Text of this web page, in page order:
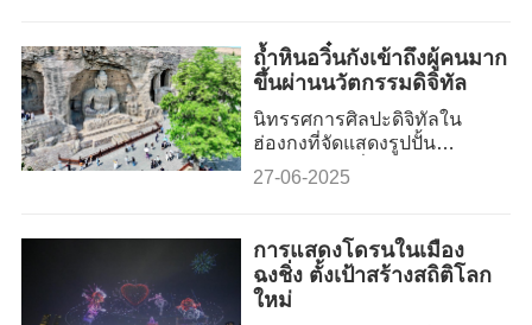
ถ้ำหินอวิ๋นกังเข้าถึงผู้คนมาก
ขึ้นผ่านนวัตกรรมดิจิทัล
นิทรรศการศิลปะดิจิทัลใน
ฮ่องกงที่จัดแสดงรูปปั้น
พระพุทธเจ้าที่พิมพ์จาก
เครื่องพิมพ์ 3 มิติได้รับคำ
27-06-2025
การแสดงโดรนในเมือง
ฉงชิ่ง ตั้งเป้าสร้างสถิติโลก
ใหม่